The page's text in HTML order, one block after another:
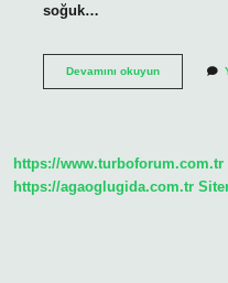
soğuk…
Devamını okuyunBocuk
https://www.turboforum.com.tr
https://agaoglugida.com.tr